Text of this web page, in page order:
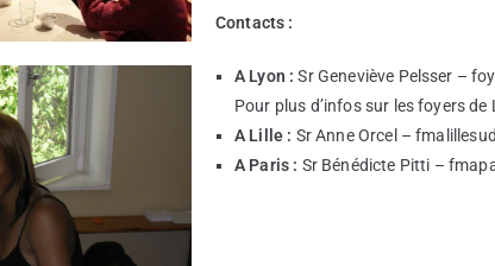
Contacts :
A Lyon : Sr Geneviève Pelsser –
Pour plus d’infos sur les foyers de
A Lille : Sr Anne Orcel –
A Paris : Sr Bénédicte Pitti –